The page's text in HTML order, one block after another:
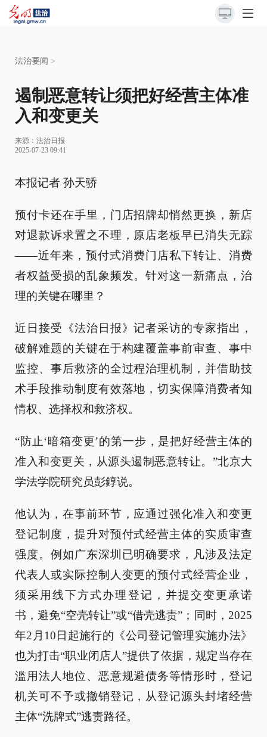
法治要闻 >
遏制恶意转让须把好经营主体准
入和变更关
来源： 法治日报
2025-07-23 09:41
本报记者 孙天骄
预付卡还在手里，门店招牌却悄然更换，新店
对退款诉求置之不理，原店老板早已消失无踪
——近年来，预付式消费门店私下转让、消费
者权益受损的乱象频发。针对这一新痛点，治
理的关键在哪里？
近日接受《法治日报》记者采访的专家指出，
破解难题的关键在于构建覆盖事前审查、事中
监控、事后救济的全过程治理机制，并借助技
术手段推动制度有效落地，切实保障消费者知
情权、选择权和救济权。
“防止‘暗箱变更’的第一步，是把好经营主体的
准入和变更关，从源头遏制恶意转让。”北京大
学法学院研究员彭錞说。
他认为，在事前环节，应通过强化准入和变更
登记制度，提升对预付式经营主体的实质审查
强度。例如广东深圳已明确要求，凡涉及法定
代表人或实际控制人变更的预付式经营企业，
须采用线下方式办理登记，并提交变更承诺
书，避免“空壳转让”或“借壳逃责”；同时，2025
年2月10日起施行的《公司登记管理实施办法》
也为打击“职业闭店人”提供了依据，规定当存在
滥用法人地位、恶意规避债务等情形时，登记
机关可不予或撤销登记，从登记源头封堵经营
主体“洗牌式”逃责路径。